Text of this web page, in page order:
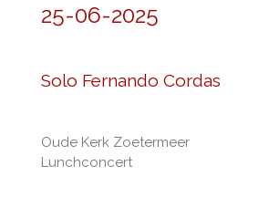
25-06-2025
Solo Fernando Cordas
Oude Kerk Zoetermeer
Lunchconcert